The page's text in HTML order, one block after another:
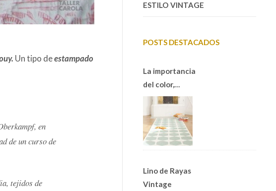
Un tipo deestampado
en
de un curso de
tejidos de
ESTILO VINTAGE
POSTS DESTACADOS
La importancia
del color,
Alfombras
Lino de Rayas
Vintage